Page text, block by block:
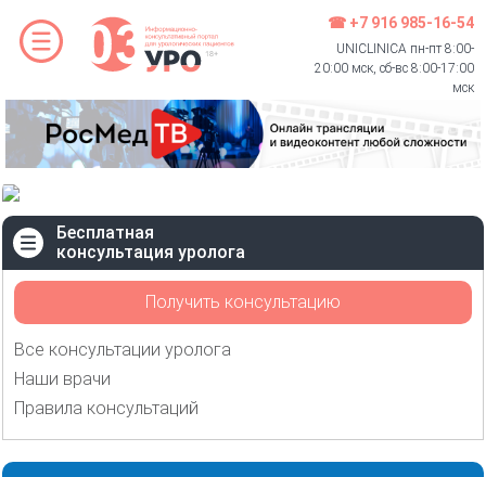
☎ +7 916 985-16-54
UNICLINICA пн-пт 8:00-
20:00 мск, сб-вс 8:00-17:00
мск
Бесплатная
консультация уролога
Получить консультацию
Все консультации уролога
Наши врачи
Правила консультаций